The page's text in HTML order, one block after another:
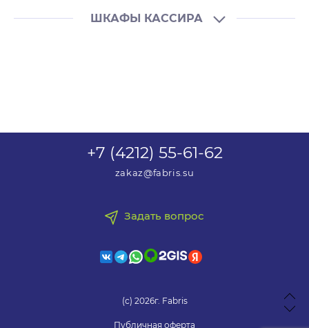
ШКАФЫ КАССИРА
Купить
+7 (4212) 55-61-62
zakaz@fabris.su
Задать вопрос
(с) 2026г. Fabris
Публичная оферта